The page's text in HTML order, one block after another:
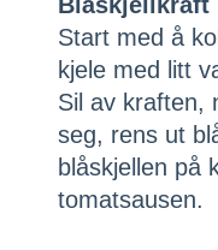
Start med å
kjele med litt
Sil av kraften,
seg, rens ut
blåskjellen på
tomatsausen.